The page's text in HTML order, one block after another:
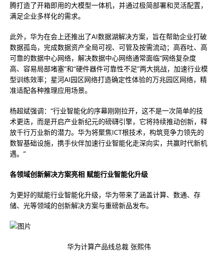
腾打造了开箱即用的大模型一体机，并通过极简部署和灵活配置，
满足企业多样化的需求。
此外，华为在会上还推出了AI数据湖解决方案，旨在帮助企业打破
数据孤岛，完成数据资产全局可视、可管及按需流动；高吞吐、高
可靠的数据中心网络，解决数据中心网络通常面临“网络复杂度
高、容易局部堵塞”和“硬件器件可靠性不足”两大挑战，加速行业模
型训练效率；星河AI园区网络打造确定性体验的万兆园区网络，精
准适配各种推理应用场景。
杨超斌强调：“行业智能化的序幕刚刚拉开，这不是一次简单的技
术更迭，而是开启产业新纪元的磅礴引擎，它将持续推动创新，释
放千行万业新的潜力。华为将聚焦ICT根技术，构筑竞争力领先的
数智基础设施，携手伙伴加速行业智能化走深向实，共赢时代新机
遇。”
各领域创新解决方案亮相 赋能行业智能化升级
为更好的赋能行业智能化升级，华为带来了涵盖计算、数通、存
储、光等领域的创新解决方案与重磅新品发布。
华为计算产品线总裁 张熙伟